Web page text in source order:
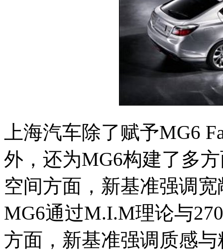
上海汽车除了赋予MG6
外，还为MG6构建了多
空间方面，新基准强调
MG6通过M.I.M理论与
方面，新基准强调质感与